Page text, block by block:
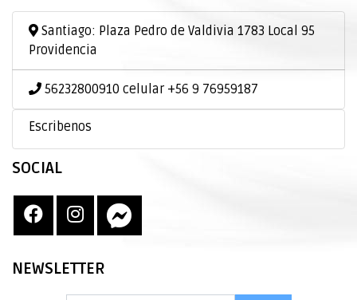
Santiago: Plaza Pedro de Valdivia 1783 Local 95
Providencia
56232800910 celular +56 9 76959187
Escribenos
SOCIAL
NEWSLETTER